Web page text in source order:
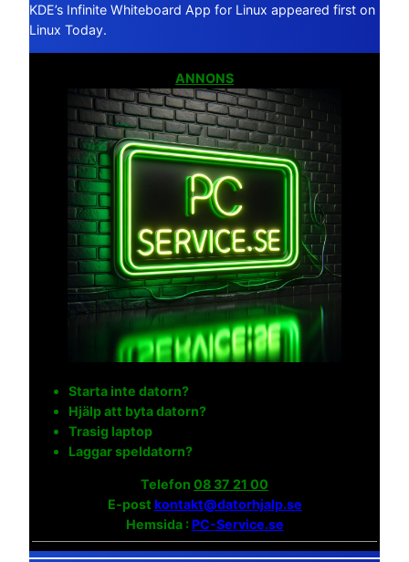
KDE’s Infinite Whiteboard App for Linux appeared first on
Linux Today.
ANNONS
Starta inte datorn?
Hjälp att byta datorn?
Trasig laptop
Laggar speldatorn?
Telefon 08 37 21 00
E-post kontakt@datorhjalp.se
Hemsida :PC-Service.se